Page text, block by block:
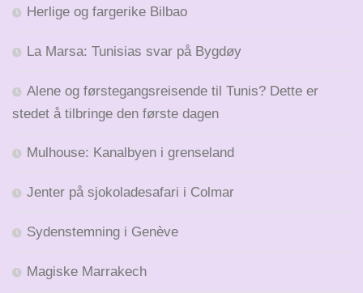
Herlige og fargerike Bilbao
La Marsa: Tunisias svar på Bygdøy
Alene og førstegangsreisende til Tunis? Dette er
stedet å tilbringe den første dagen
Mulhouse: Kanalbyen i grenseland
Jenter på sjokoladesafari i Colmar
Sydenstemning i Genève
Magiske Marrakech